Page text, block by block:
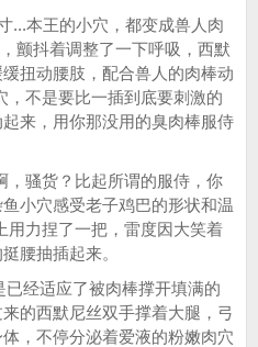
...本王的小穴，都变成兽人肉
颤抖着调整了一下呼吸，西默
扭动腰肢，配合兽人的肉棒动
，不是要比一插到底要刺激的
来，用你那没用的臭肉棒服侍
，骚货？比起所谓的服侍，你
小穴感受老子鸡巴的形状和温
用力捏了一把，雷度因大笑着
腰抽插起来。
经适应了被肉棒撑开填满的
的西默尼丝双手撑着大腿，弓
，不停分泌着爱液的粉嫩肉穴